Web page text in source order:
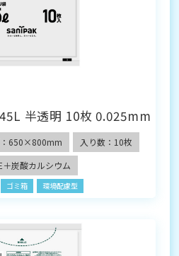
45L 半透明 10枚 0.025mm
650×800mm
入り数：10枚
＋炭酸カルシウム
ゴミ箱 環境配慮型